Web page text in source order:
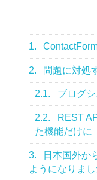
1.
2. 問題に対処
2.1. ブログ
2.2.
REST
た機能だけに
3.
日本国外か
ようになりまし